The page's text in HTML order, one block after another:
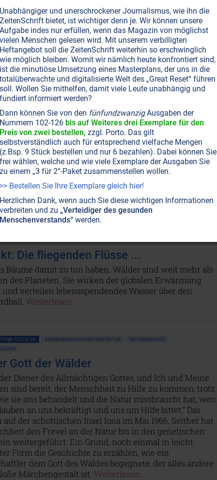
NR. 118, S.14
in der Tasche ...
keinem Märchenbuch, sondern Erlebnissen von
die gelernt haben, mit Naturgeistern in Kontakt zu
das seit vielen Jahren praktizieren. Ihr Ziel: Die Welt
zu heilen in jener Verbundenheit, die für Mensch und
über lange Zeit ganz natürlich war.Weiterlesen...
NR. 115, S.28 BEWUSSTSEIN LEBENSHILFE YIN-YANG
GEIST
MIT DER NATUR
NATURGEISTER
PLANET ERDE • UMWELTSCHUTZ
das Wetter manchmal verrücktspielt
wo es auf der Erde regnen soll und wo der
Sache des Menschen noch ein Zufallsereignis.
ist der Mensch nicht ganz unschuldig an Hagel und
NR. 112, S.6
UND ETHIK
Die fliegenden Flüsse ...
Bäume damit zu tun haben. Wälder sind weit mehr als
des Planeten. Sie wirken der globalen Erwärmung
und verteilen lebensspendendes Wasser über den
Weiterlesen...
NR. 112, S.16 KOMMUNIKATION MIT DER NATUR
NATURGEISTER
Gott der Wälder
der Diener des Allmächtigen Gottes, und Ich und Meine
sind bereit, der Menschheit zu Hilfe zu kommen, trotz
sie uns behandelt und die Natur missbraucht hat,
an uns bekräftigt und uns um Hilfe bittet.“ Das
auf der schottischen Insel Iona im Mai 1966. Seither hat
den Frevel an der Natur bis in den genetischen
weitergeführt. Ein Grund, noch einmal in leicht
Form die Geschichte zu erzählen, wie ein
dem Gott des Waldes begegnete, der alles andere
Märchengestalt ist. Weiterlesen...
Unabhängiger und unerschrockener Journalismus, wie ihn die
ZeitenSchrift bietet, ist wichtiger denn je. Wir können unsere
Aufgabe indes nur erfüllen, wenn das Magazin von möglichst
vielen Menschen gelesen wird. Mit unserem verbilligten
Heftangebot soll die ZeitenSchrift weiterhin so erschwinglich
wie möglich bleiben. Womit wir nämlich heute konfrontiert sind,
ist die minutiöse Umsetzung eines Masterplans, der uns in die
totalüberwachte und digitalisierte Welt des „Great Reset“ führen
soll. Wollen Sie mithelfen, damit viele Leute unabhängig und
fundiert informiert werden?
Dann können Sie von den fünfundzwanzigAusgaben der
Nummern 102-126 bis auf Weiteres drei Exemplare für den
Preis von zwei bestellen, zzgl. Porto. Das gilt
selbstverständlich auch für entsprechend vielfache Mengen
(z.Bsp. 9 Stück bestellen und nur 6 bezahlen). Dabei können Sie
frei wählen, welche und wie viele Exemplare der Ausgaben Sie
zu einem „3 für 2“-Paket zusammenstellen wollen.
>> Bestellen Sie Ihre Exemplare gleich hier!
Herzlichen Dank, wenn auch Sie diese wichtigen Informationen
verbreiten und zu „Verteidiger des gesunden
Menschenverstands“werden.